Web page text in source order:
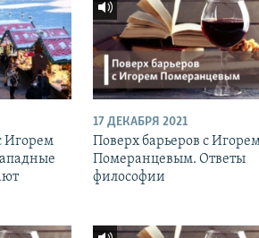
Игорем
17 ДЕКАБРЯ 2021
Поверх барьеров с
Померанцевым. Ответы
философии